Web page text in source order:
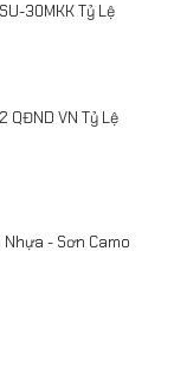
Pit-Bull VX
30MKK Tỷ Lệ
QĐND VN Tỷ Lệ
Nhựa - Sơn Camo